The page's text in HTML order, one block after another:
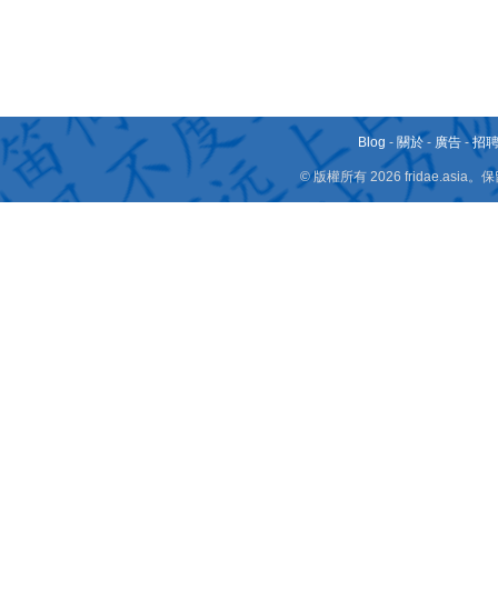
Blog - 關於 - 廣告 -招
© 版權所有 2026 fridae.asia。